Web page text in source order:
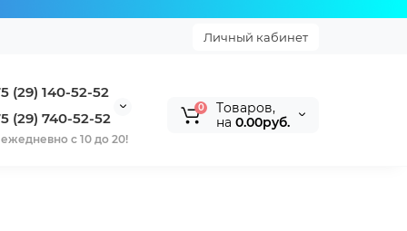
Личный кабинет
(29) 140-52-52
(29) 740-52-52
с 10 до 20!
0
Tоваров,
на 0.00руб.